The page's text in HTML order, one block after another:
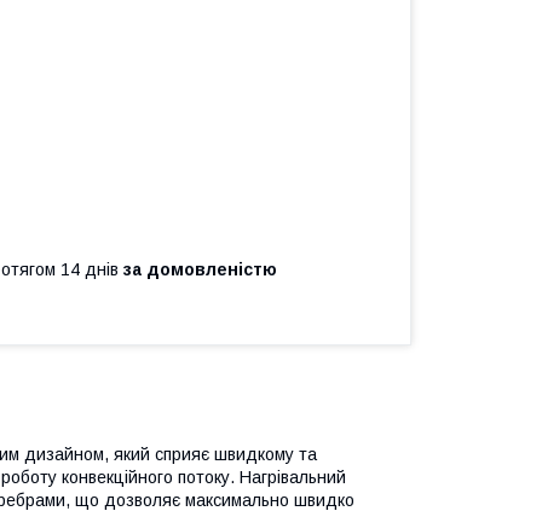
14 днів за домовленістю
дизайном, який сприяє швидкому та
конвекційного потоку. Нагрівальний
що дозволяє максимально швидко